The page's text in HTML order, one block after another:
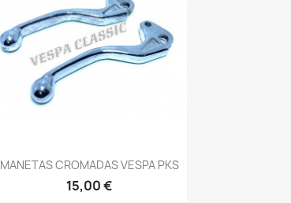
Vista rápida
MANETAS CROMADAS VESPA PKS
15,00 €